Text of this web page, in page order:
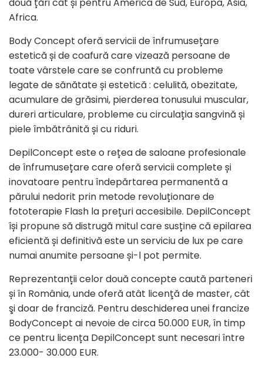
Africa.
Body Concept oferă servicii de înfrumusețare
estetică și de coafură care vizează persoane de
toate vârstele care se confruntă cu probleme
legate de sănătate și estetică : celulită, obezitate,
acumulare de grăsimi, pierderea tonusului muscular,
dureri articulare, probleme cu circulația sangvină și
piele îmbătrânită și cu riduri.
DepilConcept este o rețea de saloane profesionale
de înfrumusețare care oferă servicii complete și
inovatoare pentru îndepărtarea permanentă a
părului nedorit prin metode revoluționare de
fototerapie Flash la prețuri accesibile. DepilConcept
își propune să distrugă mitul care susține că epilarea
eficientă și definitivă este un serviciu de lux pe care
numai anumite persoane și-l pot permite.
Reprezentanții celor două concepte caută parteneri
și în România, unde oferă atât licenţă de master, cât
şi doar de franciză. Pentru deschiderea unei francize
BodyConcept ai nevoie de circa 50.000 EUR, în timp
ce pentru licența DepilConcept sunt necesari între
23.000- 30.000 EUR.